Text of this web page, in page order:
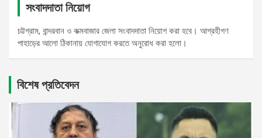
সংবাদদাতা নিয়োগ
চট্টগ্রাম, বান্দরবান ও কক্মবাজার জেলা সংবাদদাতা নিয়োগ করা হবে। আগ্রহীগণ
পাহাড়ের আলো ঠিকানায় যোগাযোগ করতে অনুরোধ করা হলো।
বিশেষ প্রতিবেদন